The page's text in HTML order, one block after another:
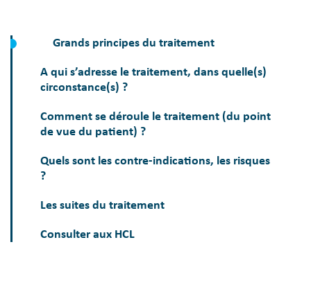
Grands principes du traitement
A qui s’adresse le traitement, dans quelle(s)
circonstance(s) ?
Comment se déroule le traitement (du point
de vue du patient) ?
Quels sont les contre-indications, les risques
?
Les suites du traitement
Consulter aux HCL